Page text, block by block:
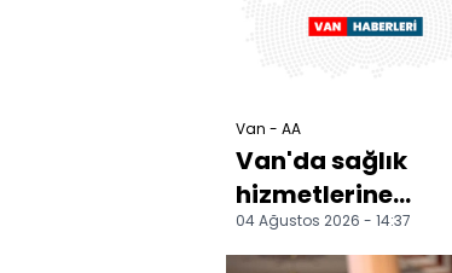
Van - AA
Van'da sağlık
hizmetlerine
erişimde işaret dili
kolaylığı
04 Ağustos 2026 - 14:37